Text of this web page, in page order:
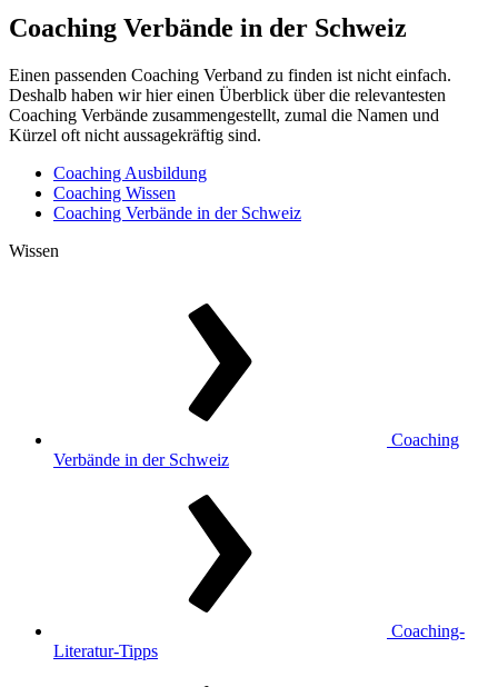
Coaching Verbände in der Schweiz
Einen passenden Coaching Verband zu finden ist nicht einfach.
Deshalb haben wir hier einen Überblick über die relevantesten
Coaching Verbände zusammengestellt, zumal die Namen und
Kürzel oft nicht aussagekräftig sind.
Coaching Ausbildung
Coaching Wissen
Coaching Verbände in der Schweiz
Wissen
Coaching
Verbände in der Schweiz
Coaching-
Literatur-Tipps